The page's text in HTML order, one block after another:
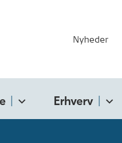
Nyheder
Erhverv